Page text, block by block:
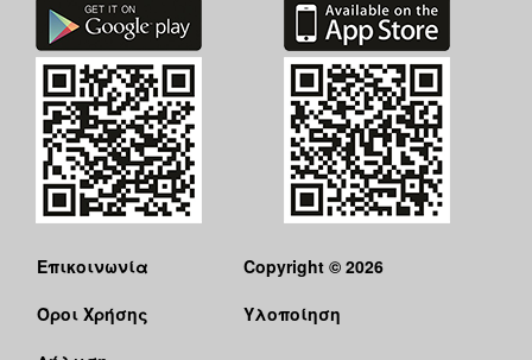
Επικοινωνία
Όροι Χρήσης
Copyright © 2026
Υλοποίηση